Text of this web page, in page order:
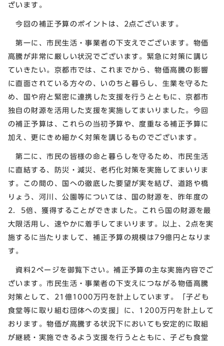
ざいます。
今回の補正予算のポイントは、2点ございます。
第一に、市民生活・事業者の下支えでございます。物価
高騰が非常に厳しい状況でございます。緊急に対策に講じ
ていきたい。京都市では、これまでから、物価高騰の影響
に直面されている方々の、いのちと暮らし、生業を守るた
め、国や府と緊密に連携した支援を行うとともに、京都市
独自の財源を活用した支援を実施してまいりました。今回
の補正予算は、これらの当初予算や、度重なる補正予算に
加え、更にきめ細かく対策を講じるものでございます。
第二に、市民の皆様の命と暮らしを守るため、市民生活
に直結する、防災・減災、老朽化対策を実施してまいりま
す。この間の、国への徹底した要望が実を結び、道路や橋
りょう、河川、公園等については、国の財源を、昨年度の
2．5倍、獲得することができました。これら国の財源を最
大限活用し、速やかに着手してまいります。以上、2点を実
施するに当たりまして、補正予算の規模は79億円となりま
す。
資料2ページを御覧下さい。補正予算の主な実施内容でご
ざいます。市民生活・事業者の下支えにつながる物価高騰
対策として、21億1000万円を計上しています。「子ども
食堂等に取り組む団体への支援」に、1200万円を計上して
おります。物価が高騰する状況下においても安定的に取組
が継続・実施できるよう支援を行うとともに、子ども食堂